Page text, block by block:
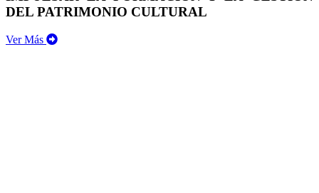
DEL PATRIMONIO CULTURAL
Ver Más